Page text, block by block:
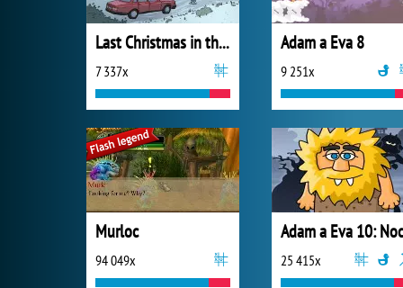
Last Christmas in the Cabin
7 337x
Adam a Eva 8
9 251x
Murloc
94 049x
Adam a Eva 10: Noc
25 415x